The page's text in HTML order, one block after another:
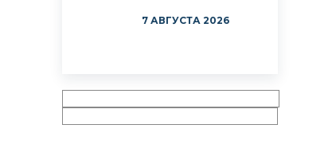
7 АВГУСТА 2026